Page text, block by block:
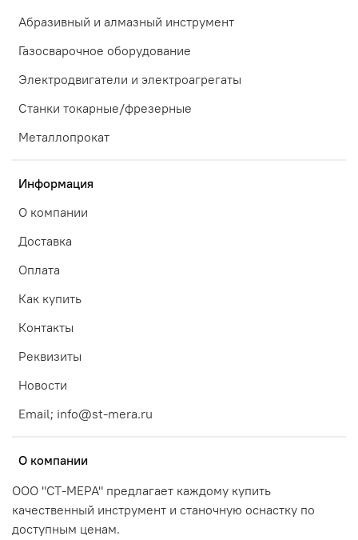
Абразивный и алмазный инструмент
Газосварочное оборудование
Электродвигатели и электроагрегаты
Станки токарные/фрезерные
Металлопрокат
Информация
О компании
Доставка
Оплата
Как купить
Контакты
Реквизиты
Новости
Email; info@st-mera.ru
О компании
ООО "СТ-МЕРА" предлагает каждому купить
качественный инструмент и станочную оснастку по
доступным ценам.